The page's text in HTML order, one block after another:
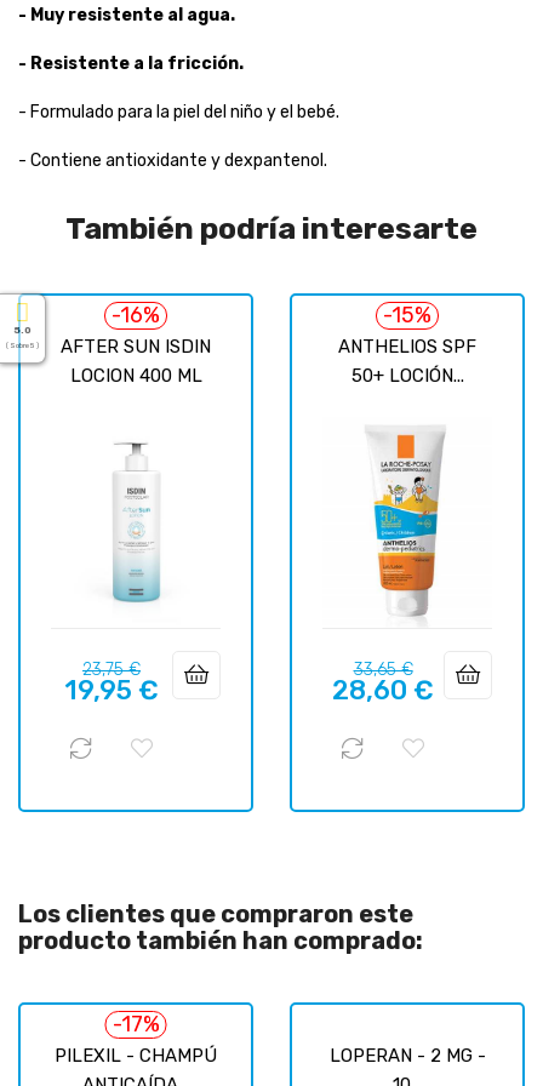
- Muy resistente al agua.
- Resistente a la fricción.
- Formulado para la piel del niño y el bebé.
- Contiene antioxidante y dexpantenol.
También podría interesarte
AFTER SUN ISDIN
LOCION 400 ML
-16%
Precio
regular
23,75 €Precio
19,95 €
ANTHELIOS SPF
50+ LOCIÓN...
-15%
Precio
regular
33,65 €Precio
28,60 €
Los clientes que compraron este
producto también han comprado:
PILEXIL - CHAMPÚ
-17%
LOPERAN - 2 MG -
5.0
( Sobre 5 )